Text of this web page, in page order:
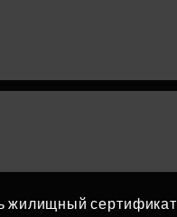
жилищный сертификат